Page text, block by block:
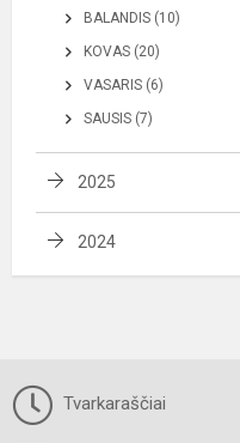
BALANDIS (10)
KOVAS (20)
VASARIS (6)
SAUSIS (7)
2025
2024
Tvarkaraščiai